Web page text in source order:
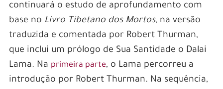
continuará o estudo de aprofundamento com
base no Livro Tibetano dos Mortos, na versão
traduzida e comentada por Robert Thurman,
que inclui um prólogo de Sua Santidade o Dalai
Lama. Na primeira parte, o Lama percorreu a
introdução por Robert Thurman. Na sequência,